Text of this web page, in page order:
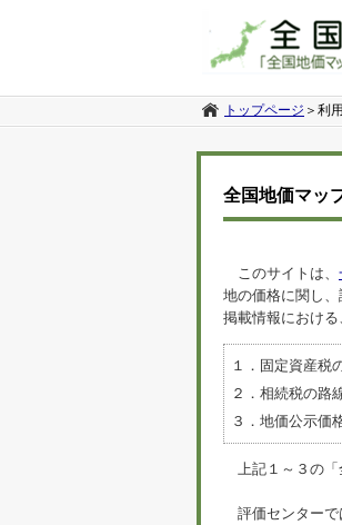
トップページ ＞ 利
全国地価マッ
このサイトは、
地の価格に関し、
掲載情報におけ
１．固定資産税
２．相続税の路
３．地価公示価
上記１～３の「
評価センターで